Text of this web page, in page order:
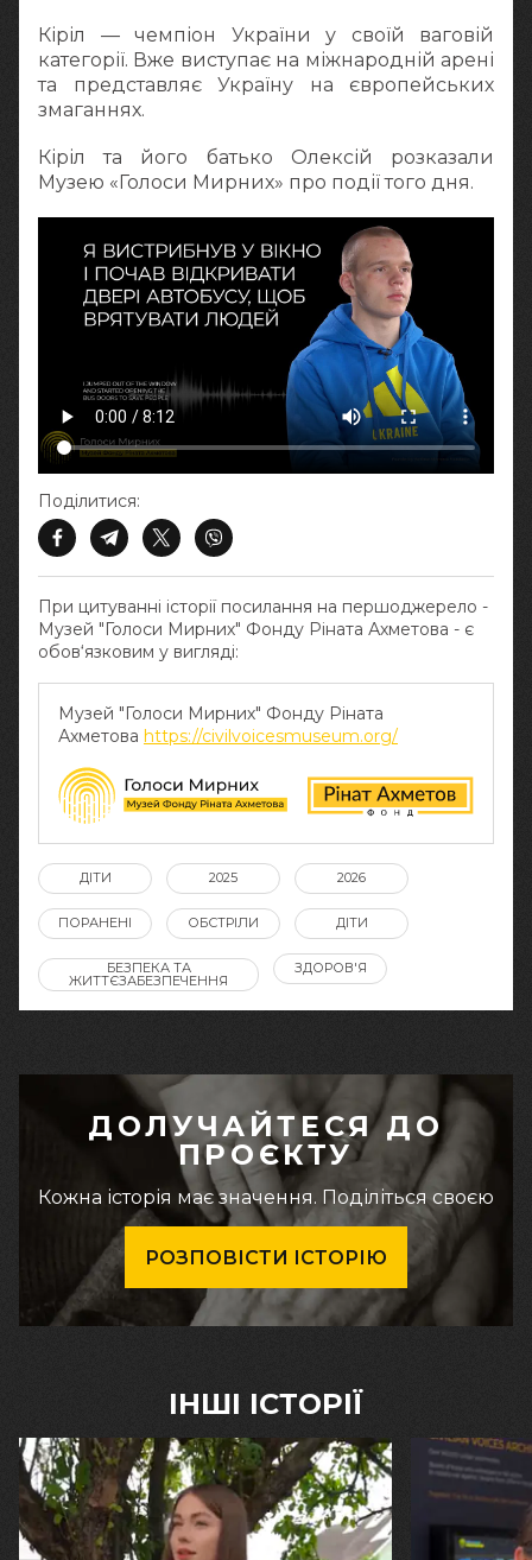
Кіріл — чемпіон України у своїй ваговій
категорії. Вже виступає на міжнародній арені
та представляє Україну на європейських
змаганнях.
Кіріл та його батько Олексій розказали
Музею «Голоси Мирних» про події того дня.
При цитуванні історії посилання на першоджерело -
Музей "Голоси Мирних" Фонду Ріната Ахметова - є
обов‘язковим у вигляді:
Музей "Голоси Мирних" Фонду Ріната
Ахметова https://civilvoicesmuseum.org/
Поділитися:
ДІТИ 2025 2026
ПОРАНЕНІ ОБСТРІЛИ ДІТИ
БЕЗПЕКА ТА
ЖИТТЄЗАБЕЗПЕЧЕННЯ
ЗДОРОВ'Я
ДОЛУЧАЙТЕСЯ ДО
ПРОЄКТУ
Кожна історія має значення. Поділіться своєю
РОЗПОВІСТИ ІСТОРІЮ
ІНШІ ІСТОРІЇ